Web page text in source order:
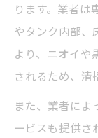
ります。業者は
やタンク内部、
より、ニオイや
されるため、清
また、業者によ
ービスも提供さ